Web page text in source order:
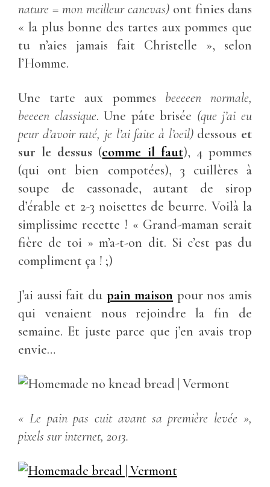
nature = mon meilleur canevas) ont finies dans
« la plus bonne des tartes aux pommes que
tu n’aies jamais fait Christelle », selon
l’Homme.
Une tarte aux pommes beeeeen normale,
beeeen classique. Une pâte brisée (que j’ai eu
peur d’avoir raté, je l’ai faite à l’oeil)dessous et
sur le dessus (comme il faut), 4 pommes
(qui ont bien compotées), 3 cuillères à
soupe de cassonade, autant de sirop
d’érable et 2-3 noisettes de beurre. Voilà la
simplissime recette ! « Grand-maman serait
fière de toi » m’a-t-on dit. Si c’est pas du
compliment ça ! ;)
J’ai aussi fait du pain maison pour nos amis
qui venaient nous rejoindre la fin de
semaine. Et juste parce que j’en avais trop
envie…
« Le pain pas cuit avant sa première levée »,
pixels sur internet, 2013.